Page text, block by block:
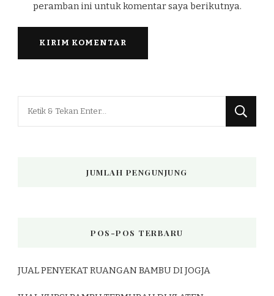
peramban ini untuk komentar saya berikutnya.
Mencari
JUMLAH PENGUNJUNG
POS-POS TERBARU
JUAL PENYEKAT RUANGAN BAMBU DI JOGJA